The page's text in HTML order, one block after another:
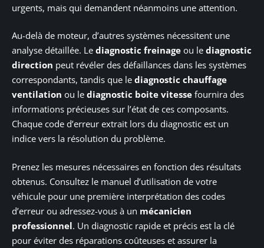
urgents, mais qui demandent néanmoins une attention.
Au-delà de moteur, d’autres systèmes nécessitent une
analyse détaillée. Le diagnostic freinage ou le diagnostic
direction peut révéler des défaillances dans les systèmes
correspondants, tandis que le diagnostic chauffage
ventilation ou le diagnostic boite vitesse fournira des
informations précieuses sur l’état de ces composants.
Chaque code d’erreur extrait lors du diagnostic est un
indice vers la résolution du problème.
Prenez les mesures nécessaires en fonction des résultats
obtenus. Consultez le manuel d’utilisation de votre
véhicule pour une première interprétation des codes
d’erreur ou adressez-vous à un mécanicien
professionnel. Un diagnostic rapide et précis est la clé
pour éviter des réparations coûteuses et assurer la